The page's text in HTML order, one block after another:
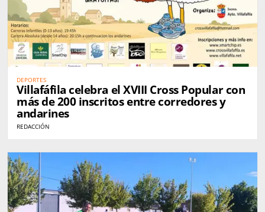
DEPORTES
Villafáfila celebra el XVIII Cross Popular con
más de 200 inscritos entre corredores y
andarines
REDACCIÓN